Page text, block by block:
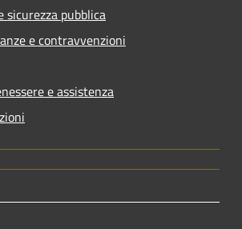
sicurezza pubblica
e contravvenzioni
e assistenza